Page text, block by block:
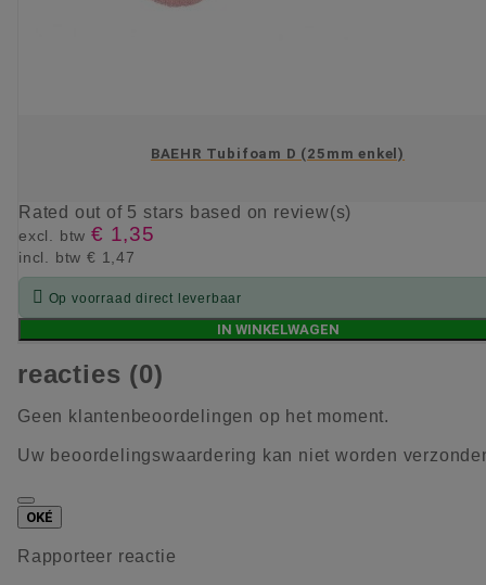
BAEHR Tubifoam D (25mm enkel)
Rated out of 5 stars based on review(s)
excl. btw € 1,35
incl. btw € 1,47
 Op voorraad direct leverbaar
IN WINKELWAGEN
reacties (0)
Geen klantenbeoordelingen op het moment.
Uw beoordelingswaardering kan niet worden
OKÉ
Rapporteer reactie